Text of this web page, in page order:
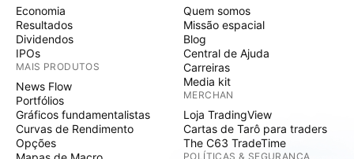
Economia
Resultados
Dividendos
IPOs
MAIS PRODUTOS
News Flow
Portfólios
Gráficos fundamentalistas
Curvas de Rendimento
Opções
Quem somos
Missão espacial
Blog
Central de Ajuda
Carreiras
Media kit
MERCHAN
Loja TradingView
Cartas de Tarô para traders
The C63 TradeTime
POLÍTICAS & SEGURANÇA